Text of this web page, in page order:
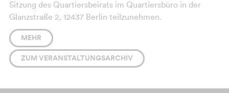
Sitzung des Quartiersbeirats im Quartiersbüro in der
Glanzstraße 2, 12437 Berlin teilzunehmen.
Weitere Informationen zum Quartiersbeirat finden Sie
hier.
MEHR
ZUM VERANSTALTUNGSARCHIV